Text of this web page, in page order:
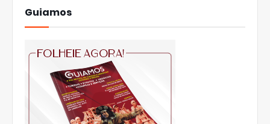
Guiamos